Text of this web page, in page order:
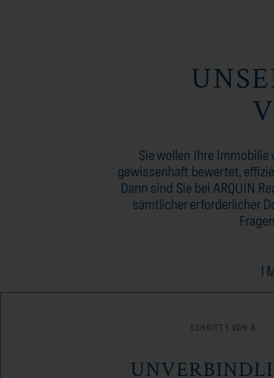
Sie wollen Ihre
gewissenhaft bewertet,
Dann sind Sie bei ARQUIN
sämtlicher erforderlicher
SCHRITT 1 VON 6